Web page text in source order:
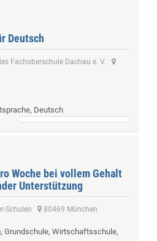
Deutsch
Fachoberschule Dachau e. V.
Deutsch
Woche bei vollem Gehalt
Unterstützung
Schulen 80469 München
Grundschule, Wirtschaftsschule,